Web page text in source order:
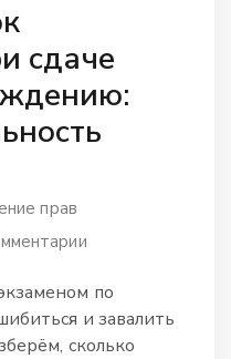
сдаче
прав
по
и завалить
сколько